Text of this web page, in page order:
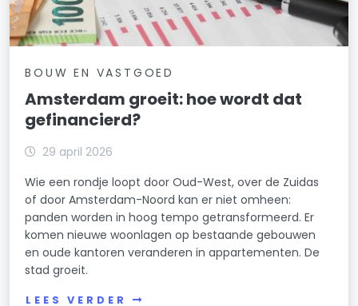
BOUW EN VASTGOED
Amsterdam groeit: hoe wordt dat
gefinancierd?
29 april 2026
Wie een rondje loopt door Oud-West, over de Zuidas
of door Amsterdam-Noord kan er niet omheen:
panden worden in hoog tempo getransformeerd. Er
komen nieuwe woonlagen op bestaande gebouwen
en oude kantoren veranderen in appartementen. De
stad groeit.
LEES VERDER